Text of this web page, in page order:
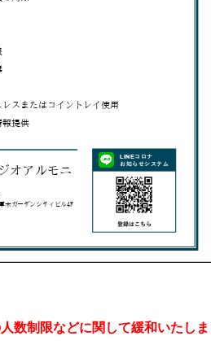
数制限などに関して緩和いたしま